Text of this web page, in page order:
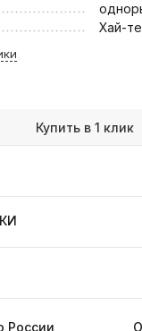
Хай-
Купить в 1 клик
России